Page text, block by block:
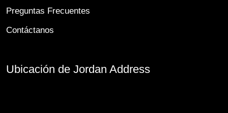
Preguntas Frecuentes
Contáctanos
Ubicación de Jordan Address